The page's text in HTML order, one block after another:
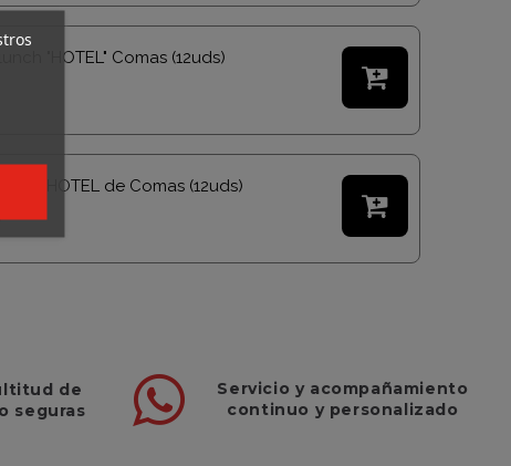
"HOTEL" Comas (12uds)

HOTEL de Comas (12uds)

de
seguras
Servicio y acompañamiento
continuo y personalizado